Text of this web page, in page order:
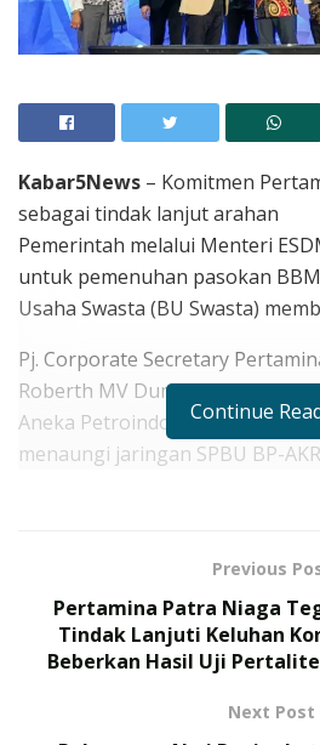
Kabar5News – Komitmen
sebagai tindak lanjut arahan
Pemerintah melalui Menteri
untuk pemenuhan pasokan
Usaha Swasta (BU Swasta)
Pj. Corporate Secretary
Roberth MV Dumatubun
Aneka Petroindo Raya (APR)
menaungi jaringan SPBU BP-
impor dari Pertamina Patra
“Untuk penyaluran pasokan
kepada PT APR sebanyak 100
yang akan digunakan untuk
Continue
Previous
Pertamina Patra Niaga
Tindak Lanjuti Keluhan
Beberkan Hasil Uji
Next Post